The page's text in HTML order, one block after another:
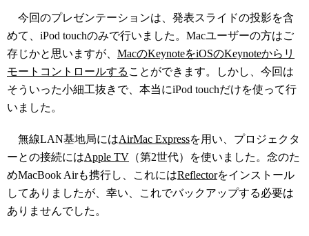
今回のプレゼンテーションは、発表スライドの投影を含
めて、iPod touchのみで行いました。Macユーザーの方はご
存じかと思いますが、 MacのKeynoteをiOSのKeynoteからリ
モートコントロールする ことができます。しかし、今回は
そういった小細工抜きで、本当にiPod touchだけを使って行
いました。
無線LAN基地局にはAirMac Expressを用い、プロジェクタ
ーとの接続にはApple TV （第2世代）を使いました。念のた
めMacBook Airも携行し、これにはReflectorをインストール
してありましたが、幸い、これでバックアップする必要は
ありませんでした。